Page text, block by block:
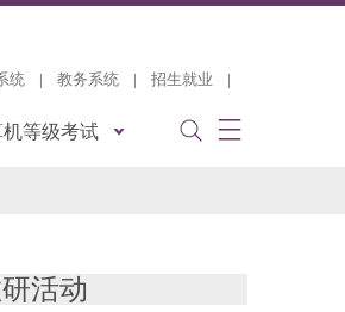
统 | 教务系统 | 招生就业 |
等级考试
活动